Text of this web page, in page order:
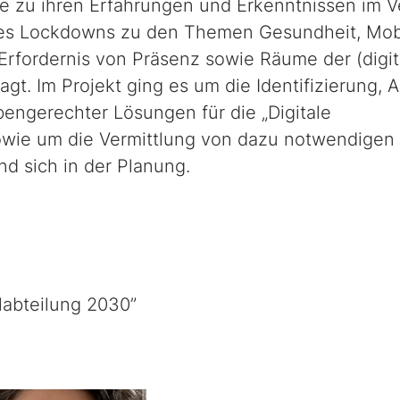
zu ihren Erfahrungen und Erkenntnissen im
Lockdowns zu den Themen Gesundheit,
von Präsenz sowie Räume der
Im Projekt ging es um die Identifizierung,
Lösungen für die „Digitale
um die Vermittlung von dazu notwendigen
sich in der Planung.
2030”